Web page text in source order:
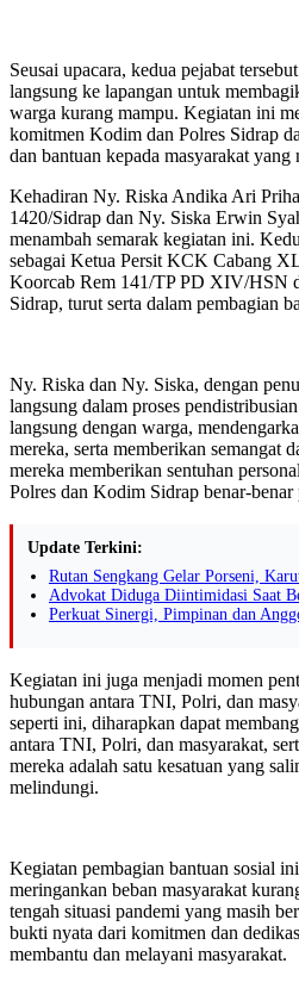
Seusai upacara, kedua pejabat
langsung ke lapangan untuk
warga kurang mampu. Kegiatan ini
komitmen Kodim dan Polres Sidrap
dan bantuan kepada masyarakat yang
Kehadiran Ny. Riska Andika Ari
1420/Sidrap dan Ny. Siska Erwin
menambah semarak kegiatan ini.
sebagai Ketua Persit KCK Cabang
Koorcab Rem 141/TP PD XIV/HSN
Sidrap, turut serta dalam pembagian
Ny. Riska dan Ny. Siska, dengan
langsung dalam proses
langsung dengan warga,
mereka, serta memberikan semangat
mereka memberikan sentuhan
Polres dan Kodim Sidrap benar-
Update Terkini:
Rutan Sengkang Gelar Porseni,
Advokat Diduga Diintimidasi Saat
Perkuat Sinergi, Pimpinan dan
Kegiatan ini juga menjadi momen
hubungan antara TNI, Polri, dan
seperti ini, diharapkan dapat
antara TNI, Polri, dan masyarakat,
mereka adalah satu kesatuan yang
melindungi.
Kegiatan pembagian bantuan sosial
meringankan beban masyarakat
tengah situasi pandemi yang masih
bukti nyata dari komitmen dan
membantu dan melayani masyarakat.